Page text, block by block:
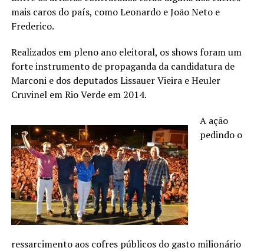
mais caros do país, como Leonardo e João Neto e
Frederico.
Realizados em pleno ano eleitoral, os shows foram um
forte instrumento de propaganda da candidatura de
Marconi e dos deputados Lissauer Vieira e Heuler
Cruvinel em Rio Verde em 2014.
A ação
pedindo o
ressarcimento aos cofres públicos do gasto milionário